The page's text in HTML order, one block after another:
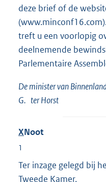
deze brief of de
treft u een voorlopig
deelnemende
Parlementaire
De minister van
G. ter Horst
XNoot
1
Ter inzage gelegd bij
Tweede Kamer.